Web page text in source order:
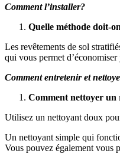
Comment l’installer?
Quelle méthode doit-
Les revêtements de sol
qui vous permet
Comment entretenir et
Comment nettoyer un
Utilisez un nettoyant doux
Un nettoyant simple qui
Vous pouvez également vous